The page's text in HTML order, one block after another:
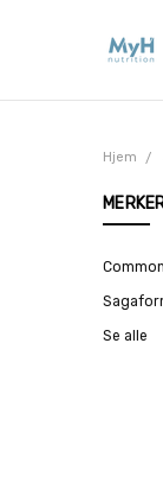
Hjem
Se alle